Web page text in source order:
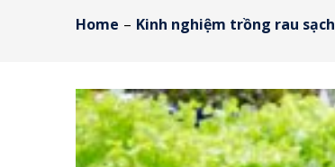
Home – Kinh nghiệm trồng rau sạch